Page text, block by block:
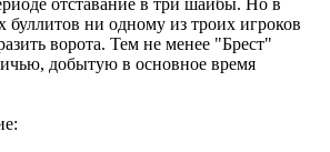
буллитов ни одному из троих игроков
ворота. Тем не менее "Брест"
добытую в основное время